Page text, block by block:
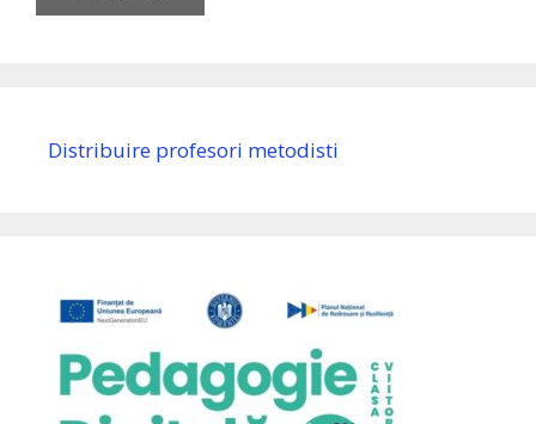
Distribuire profesori metodisti